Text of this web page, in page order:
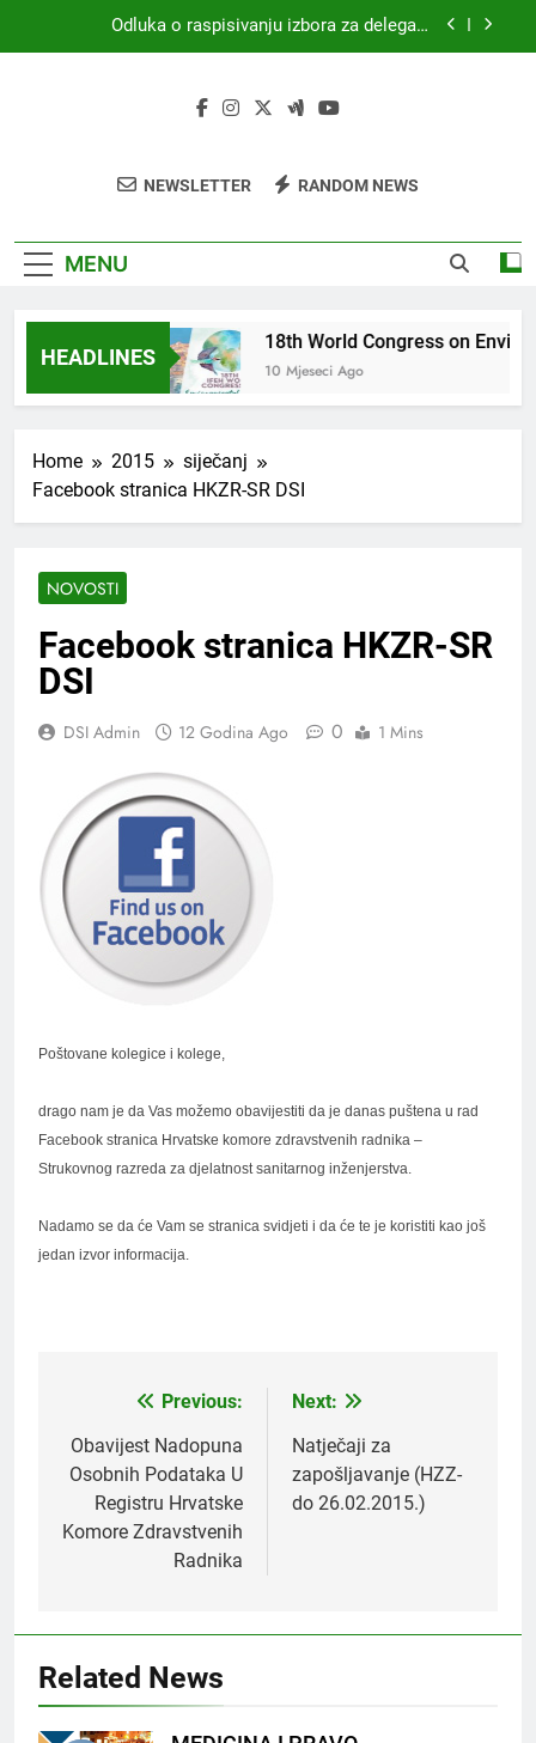
Odluka o raspisivanju izbora za delegata
4. Kongres sanitarne profesije s međunarodnim
NEWSLETTER RANDOM NEWS
MENU
HEADLINES
18th World Congress on
10 Mjeseci Ago
Home 2015
siječanj
Facebook stranica HKZR-SR DSI
NOVOSTI
Facebook stranica HKZR-SR
DSI
DSI Admin 12 Godina Ago 0 1 Mins
Poštovane kolegice i kolege,
drago nam je da Vas možemo obavijestiti da je danas puštena u rad
Facebook stranica Hrvatske komore zdravstvenih radnika –
Strukovnog razreda za djelatnost sanitarnog inženjerstva.
Nadamo se da će Vam se stranica svidjeti i da će te je koristiti kao još
jedan izvor informacija.
Navigacija
objava
Previous:
Obavijest Nadopuna
Osobnih Podataka U
Registru Hrvatske
Komore Zdravstvenih
Radnika
Next:
Natječaji za
zapošljavanje (HZZ-
do 26.02.2015.)
Related News